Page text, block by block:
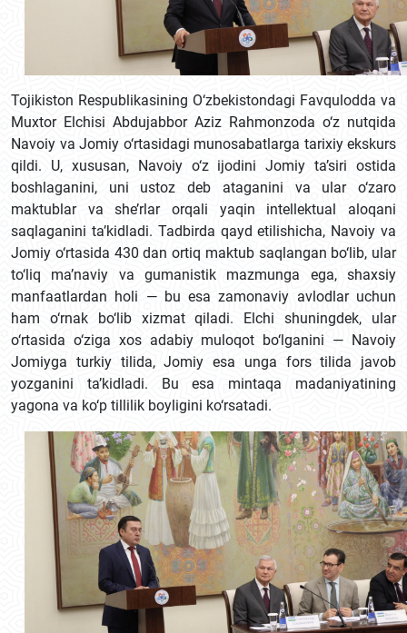
Tojikiston Respublikasining O‘zbekistondagi Favqulodda va
Muxtor Elchisi Abdujabbor Aziz Rahmonzoda o‘z nutqida
Navoiy va Jomiy o‘rtasidagi munosabatlarga tarixiy ekskurs
qildi. U, xususan, Navoiy o‘z ijodini Jomiy ta’siri ostida
boshlaganini, uni ustoz deb ataganini va ular o‘zaro
maktublar va she’rlar orqali yaqin intellektual aloqani
saqlaganini ta’kidladi. Tadbirda qayd etilishicha, Navoiy va
Jomiy o‘rtasida 430 dan ortiq maktub saqlangan bo‘lib, ular
to‘liq ma’naviy va gumanistik mazmunga ega, shaxsiy
manfaatlardan holi — bu esa zamonaviy avlodlar uchun
ham o‘rnak bo‘lib xizmat qiladi. Elchi shuningdek, ular
o‘rtasida o‘ziga xos adabiy muloqot bo‘lganini — Navoiy
Jomiyga turkiy tilida, Jomiy esa unga fors tilida javob
yozganini ta’kidladi. Bu esa mintaqa madaniyatining
yagona va ko‘p tillilik boyligini ko‘rsatadi.